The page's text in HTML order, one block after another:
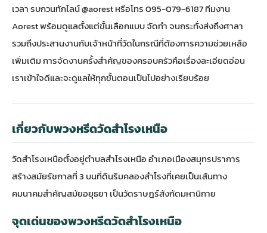
เวลา รบกวนทักไลน์ @aorest หรือโทร 095-079-6187 ทีมงาน
Aorest พร้อมดูแลตั้งแต่ขั้นเลือกแบบ จัดทำ จนกระทั่งส่งถึงศาลา
รวมถึงประสานงานกับเจ้าหน้าที่วัดในกรณีที่ต้องการความช่วยเหลือ
เพิ่มเติม การจัดงานครั้งสำคัญของครอบครัวคือเรื่องละเอียดอ่อน
เราเข้าใจดีและจะดูแลให้ทุกขั้นตอนเป็นไปอย่างเรียบร้อย
เกี่ยวกับพวงหรีดวัดสำโรงเหนือ
วัดสำโรงเหนือตั้งอยู่ตำบลสำโรงเหนือ อำเภอเมืองสมุทรปราการ
สร้างสมัยรัชกาลที่ 3 บนที่ดินริมคลองสำโรงที่เคยเป็นเส้นทาง
คมนาคมสำคัญสมัยอยุธยา เป็นวัดราษฎร์สังกัดมหานิกาย
จุดเด่นของพวงหรีดวัดสำโรงเหนือ